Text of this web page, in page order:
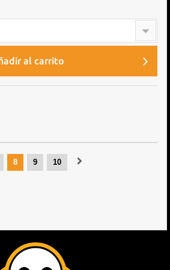
al carrito
8 9 10